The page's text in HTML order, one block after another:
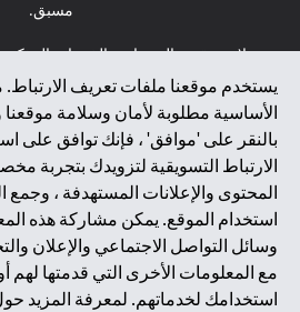
يستخدم موقعنا ملفات تعريف الارتباط.
الأساسية مطلوبة لأمان وسلامة موقعنا
بالنقر على 'موافق' ، فإنك توافق على
الارتباط التسويقية لتزويدك بتجربة
المحتوى والإعلانات المستهدفة ، وجمع
استخدام الموقع. يمكن مشاركة هذه
وسائل التواصل الاجتماعي والإعلان
مع المعلومات الأخرى التي قدمتها لهم
استخدامك لخدماتهم. لمعرفة المزيد
مسبق.
لا يتم تقديم المنتجات والخدمات
المقيمين في الاتحاد الأوروبي أو المنطقة
سويسرا أو غيرنسي أو جيرسي أو
الفاتيكان أو جزيرة مان أو المملكة
(لائحة حماية البيانات العامة \ قانون
العامة \ قانون خصوصية نيوزيلندا).
الصفحة ليس ولا ينبغي تفسيره على
لشراء أو بيع أي من المنتجات والخدمات
الأفراد.